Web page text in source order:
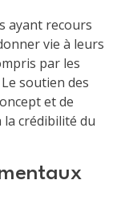
ayant recours
vie à leurs
par les
soutien des
et de
crédibilité du